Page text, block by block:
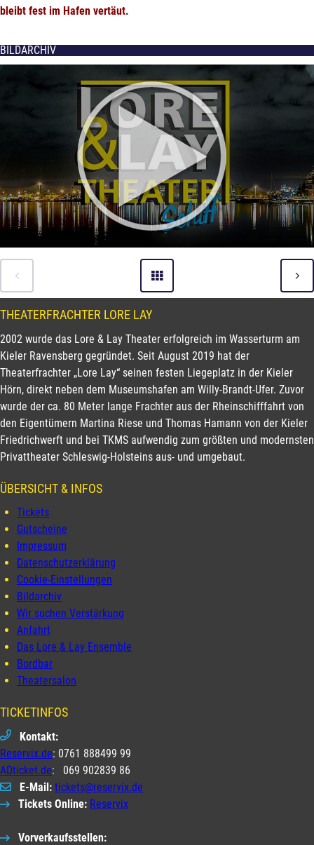
bleibt fest im Hafen vertäut.
BILDARCHIV
THEATERFRACHTER LORE LAY
2002 wurde das Lore & Lay Theater erfolgreich im Wasserturm am
Kieler Ravensberg gegründet. Seit August 2019 hat der
Theaterfrachter „Lore Lay“ seinen festen Liegeplatz in der Kieler
Hörn, direkt neben dem Museumshafen am Willy-Brandt-Ufer. Zuvor
wurde der ca. 80 Meter lange Frachter aus der Rheinschifffahrt von
den Eigentümern Martina Riese und Thomas Hamann von der Kieler
Friedrichwerft und bei TKMS aufwendig zum größten und modernsten
Privattheater Schleswig-Holsteins aus- und umgebaut.
ÜBERSICHT & INFOS
Tickets
Gutscheine
Impressum
Datenschutzerklärung
Cookie-Einstellungen
Bildarchiv
Wir suchen Verstärkung
Anfahrt
Das Lore & Lay Ensemble
Bordbar
Theatersalon
TICKETINFOS
Kontakt:
Reservix.de: 0761 888499 99
ADticket.de: 069 902839 86
E-Mail: tickets@reservix.de
Tickets Online: Reservix
Vorverkaufsstellen: